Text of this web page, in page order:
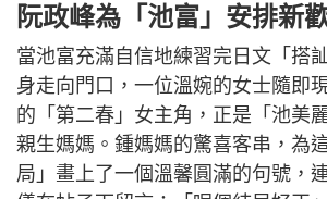
阮政峰為「池富」安排新
當池富充滿自信地練習完日文「搭
身走向門口，一位溫婉的女士隨即
的「第二春」女主角，正是「池美
親生媽媽。鍾媽媽的驚喜客串，為
局」畫上了一個溫馨圓滿的句號，